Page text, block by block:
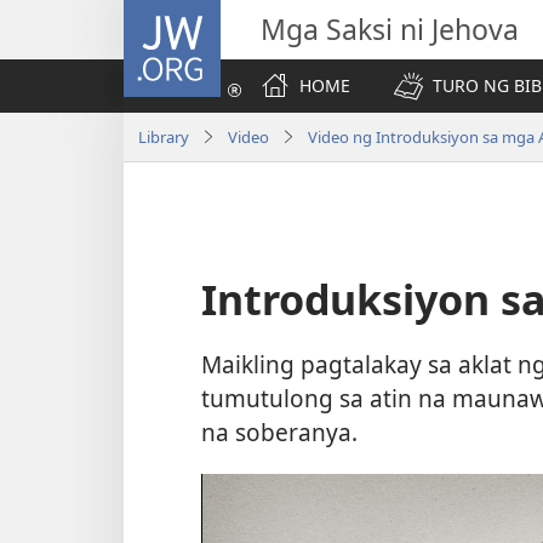
JW.ORG Mga Saksi ni Jehova
HOME
TURO NG
Library Video Video ng Introduksiyon sa mga
Introduksiyon
Maikling pagtalakay sa aklat
tumutulong sa atin na
na soberanya.